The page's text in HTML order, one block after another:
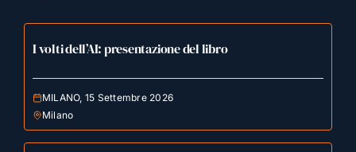
I volti dell’AI: presentazione del libro
MILANO, 15 Settembre 2026
Milano